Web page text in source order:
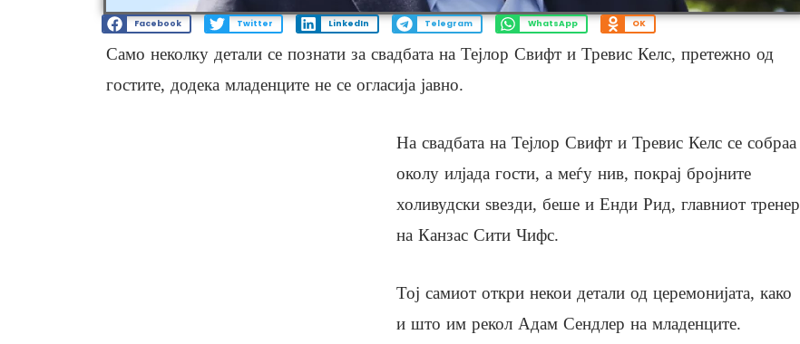
Facebook Twitter LinkedIn Telegram WhatsApp OK
Само неколку детали се познати за свадбата на Тејлор Свифт и Тревис Келс, претежно од
гостите, додека младенците не се огласија јавно.
На свадбата на Тејлор Свифт и Тревис Келс се собраа
околу илјада гости, а меѓу нив, покрај бројните
холивудски ѕвезди, беше и Енди Рид, главниот тренер
на Канзас Сити Чифс.
Тој самиот откри некои детали од церемонијата, како
и што им рекол Адам Сендлер на младенците.